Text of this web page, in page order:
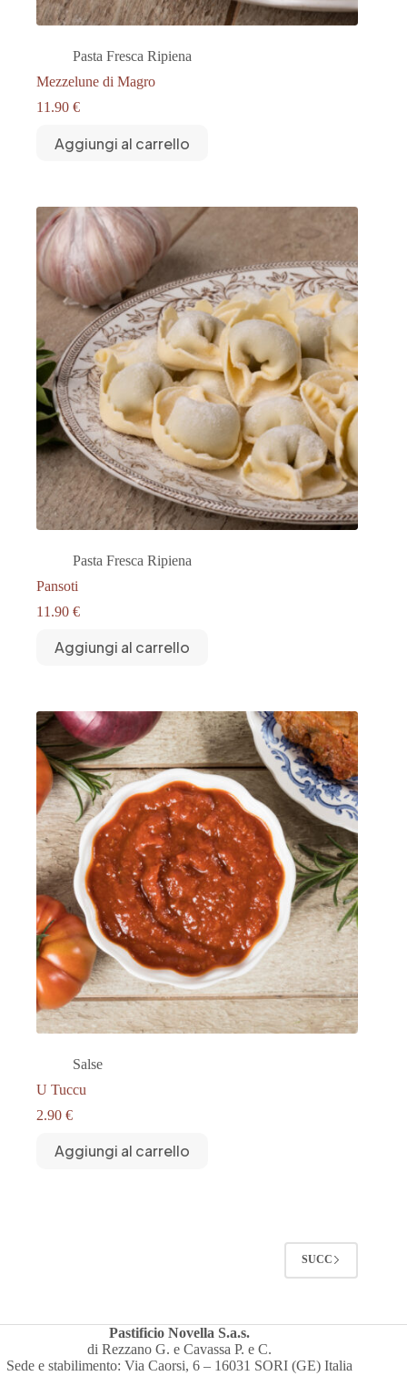
Pasta Fresca Ripiena
Mezzelune di Magro
11.90 €
Aggiungi al carrello
Pasta Fresca Ripiena
Pansoti
11.90 €
Aggiungi al carrello
Salse
U Tuccu
2.90 €
Aggiungi al carrello
SUCC
Pastificio Novella S.a.s.
di Rezzano G. e Cavassa P. e C.
Sede e stabilimento: Via Caorsi, 6 – 16031 SORI (GE) Italia